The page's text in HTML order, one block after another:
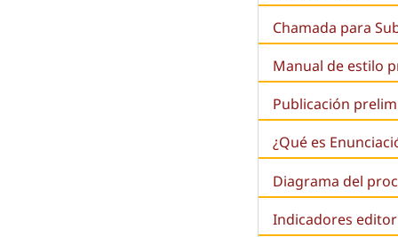
Chamada para
Manual de estilo
Publicación
¿Qué es
Diagrama del
Indicadores